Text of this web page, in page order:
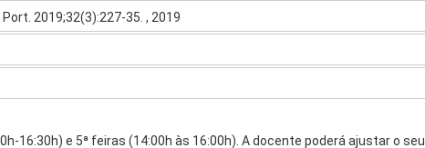
2019;32(3):227-35. , 2019
16:30h) e 5ª feiras (14:00h às 16:00h). A docente poderá ajustar o seu